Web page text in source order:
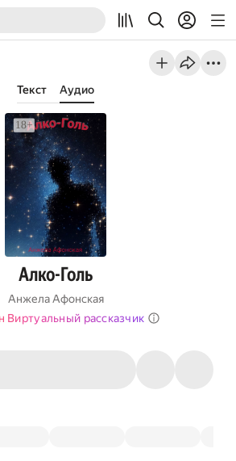
Текст Аудио
Алко-Голь
Анжела Афонская
Виртуальный рассказчик